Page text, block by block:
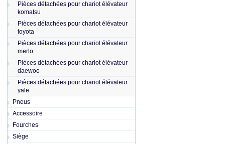
Pièces détachées pour chariot élévateur
komatsu
Pièces détachées pour chariot élévateur
toyota
Pièces détachées pour chariot élévateur
merlo
Pièces détachées pour chariot élévateur
daewoo
Pièces détachées pour chariot élévateur
yale
Pneus
Accessoire
Fourches
Siège